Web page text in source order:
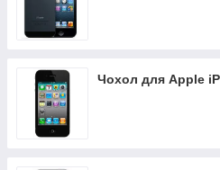
Чохол для Apple